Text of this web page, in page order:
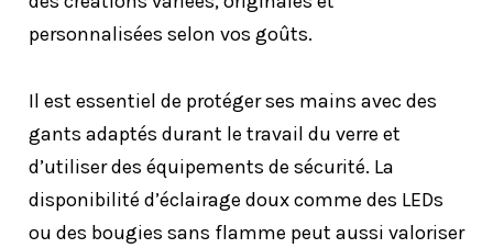
personnalisées selon vos goûts.
Il est essentiel de protéger ses mains avec des
gants adaptés durant le travail du verre et
d’utiliser des équipements de sécurité. La
disponibilité d’éclairage doux comme des LEDs
ou des bougies sans flamme peut aussi valoriser